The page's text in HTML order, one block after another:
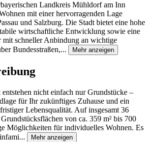
Landkreis Mühldorf am Inn
mit einer hervorragenden Lage
und Salzburg. Die Stadt bietet eine hohe
wirtschaftliche Entwicklung sowie eine
mit schneller Anbindung an wichtige
Bundesstraßen,...
Mehr anzeigen
nicht einfach nur Grundstücke –
für Ihr zukünftiges Zuhause und ein
Lebensqualität. Auf insgesamt 36
von ca. 359 m² bis 700
Möglichkeiten für individuelles Wohnen. Es
Mehr anzeigen